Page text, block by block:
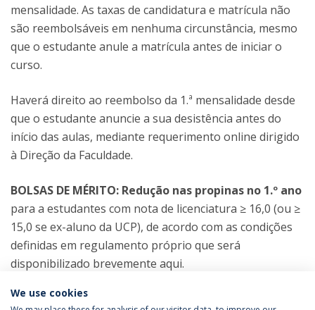
mensalidade. As taxas de candidatura e matrícula não
são reembolsáveis em nenhuma circunstância, mesmo
que o estudante anule a matrícula antes de iniciar o
curso.
Haverá direito ao reembolso da 1.ª mensalidade desde
que o estudante anuncie a sua desistência antes do
início das aulas, mediante requerimento online dirigido
à Direção da Faculdade.
BOLSAS DE MÉRITO: Redução nas propinas no 1.º ano
para a estudantes com nota de licenciatura ≥ 16,0 (ou ≥
15,0 se ex-aluno da UCP), de acordo com as condições
definidas em regulamento próprio que será
disponibilizado brevemente aqui.
We use cookies